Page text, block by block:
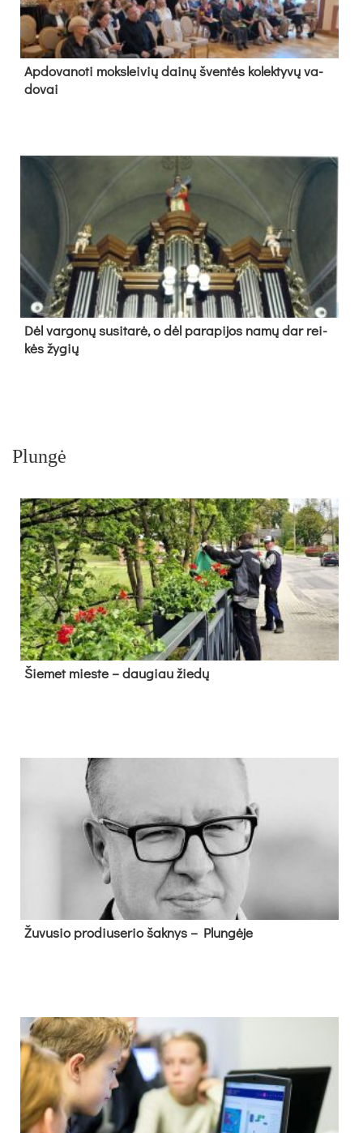
Ap­do­va­no­ti moks­lei­vių dai­nų šven­tės ko­lek­ty­vų va­
do­vai
Dėl var­go­nų su­si­ta­rė, o dėl pa­ra­pi­jos na­mų dar rei­
kės žy­gių
Plungė
Šie­met mies­te – dau­giau žie­dų
Žu­vu­sio pro­diu­se­rio šak­nys – Plun­gė­je